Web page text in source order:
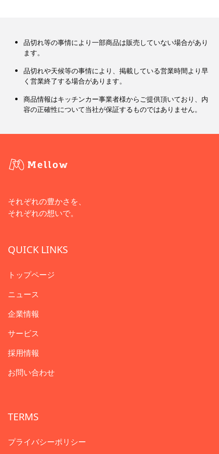
品切れ等の事情により一部商品は販売していない場合があり
ます。
品切れや天候等の事情により、掲載している営業時間より早
く営業終了する場合があります。
商品情報はキッチンカー事業者様からご提供頂いており、内
容の正確性について当社が保証するものではありません。
それぞれの豊かさを、
それぞれの想いで。
QUICK LINKS
トップページ
ニュース
企業情報
サービス
採用情報
お問い合わせ
TERMS
プライバシーポリシー